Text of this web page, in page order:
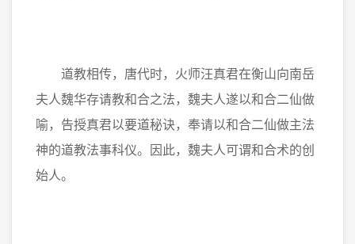
道教相传，唐代时，火师汪真君在衡山向南岳
夫人魏华存请教和合之法，魏夫人遂以和合二仙做
喻，告授真君以要道秘诀，奉请以和合二仙做主法
神的道教法事科仪。因此，魏夫人可谓和合术的创
始人。